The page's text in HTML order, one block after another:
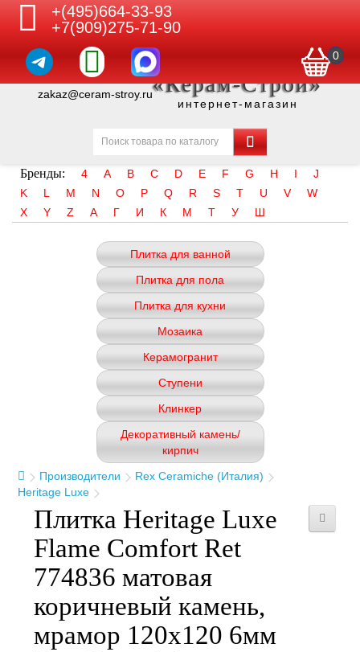
+(495)664-33-93
+7(909)275-71-90
0
zakaz@ceram-stroy.ru«Керам-Строй»
интернет-магазин
Бренды: 4 A B C D E F G H I
J
K
L M N O P Q R S T U V
W
X
Y Z А Г И К М Т У Ш
Плитка для ванной
Плитка для пола
Плитка для кухни
Мозаика
Керамогранит
Ступени
Клинкер
Декоративный камень/
кирпич
Производители
Rex Ceramiche (Италия)
Heritage Luxe
Плитка Heritage Luxe
Flame Comfort Ret
774836 матовая
коричневый камень,
мрамор 120x120 6мм